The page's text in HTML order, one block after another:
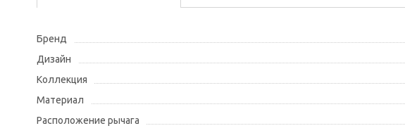
Бренд
Дизайн
Коллекция
Материал
Расположение рычага